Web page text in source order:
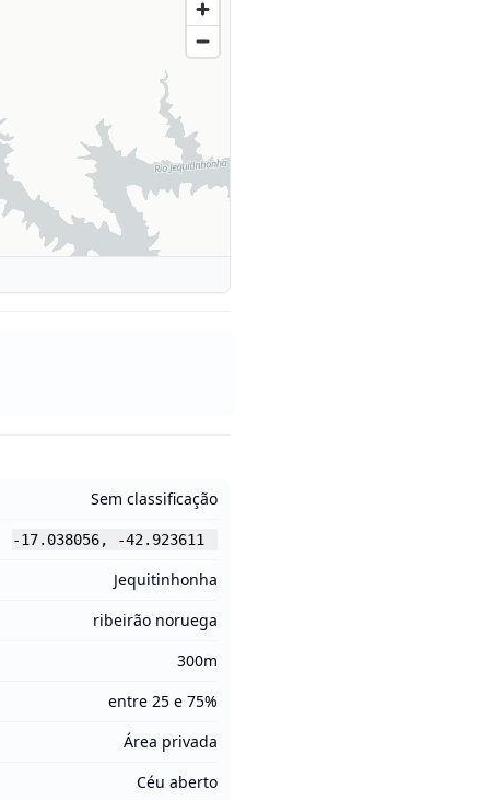
Sem classificação
-17.038056, -42.923611
Jequitinhonha
ribeirão noruega
300m
entre 25 e 75%
Área privada
Céu aberto